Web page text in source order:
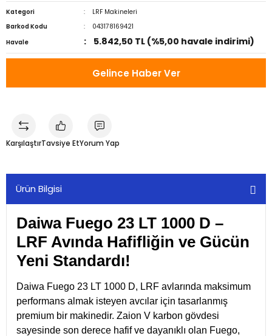
Kategori
LRF Makineleri
Barkod Kodu
043178169421
Havale
5.842,50 TL (%5,00 havale indirimi)
Gelince Haber Ver
KarşılaştırTavsiye EtYorum Yap
Ürün Bilgisi
Daiwa Fuego 23 LT 1000 D –
LRF Avında Hafifliğin ve Gücün
Yeni Standardı!
Daiwa Fuego 23 LT 1000 D, LRF avlarında maksimum
performans almak isteyen avcılar için tasarlanmış
premium bir makinedir. Zaion V karbon gövdesi
sayesinde son derece hafif ve dayanıklı olan Fuego,